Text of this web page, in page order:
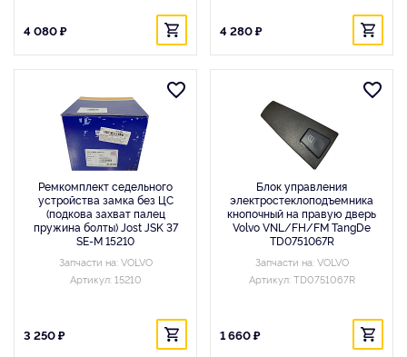
4 080 ₽ 4 280 ₽
Ремкомплект седельного
устройства замка без ЦС
(подкова захват палец
пружина болты) Jost JSK 37
SE-M 15210
Запчасти на: VOLVO
Артикул: 15210
3 250 ₽
Блок управления
электростеклоподъемника
кнопочный на правую дверь
Volvo VNL/FH/FM TangDe
TD0751067R
Запчасти на: VOLVO
Артикул: TD0751067R
1 660 ₽